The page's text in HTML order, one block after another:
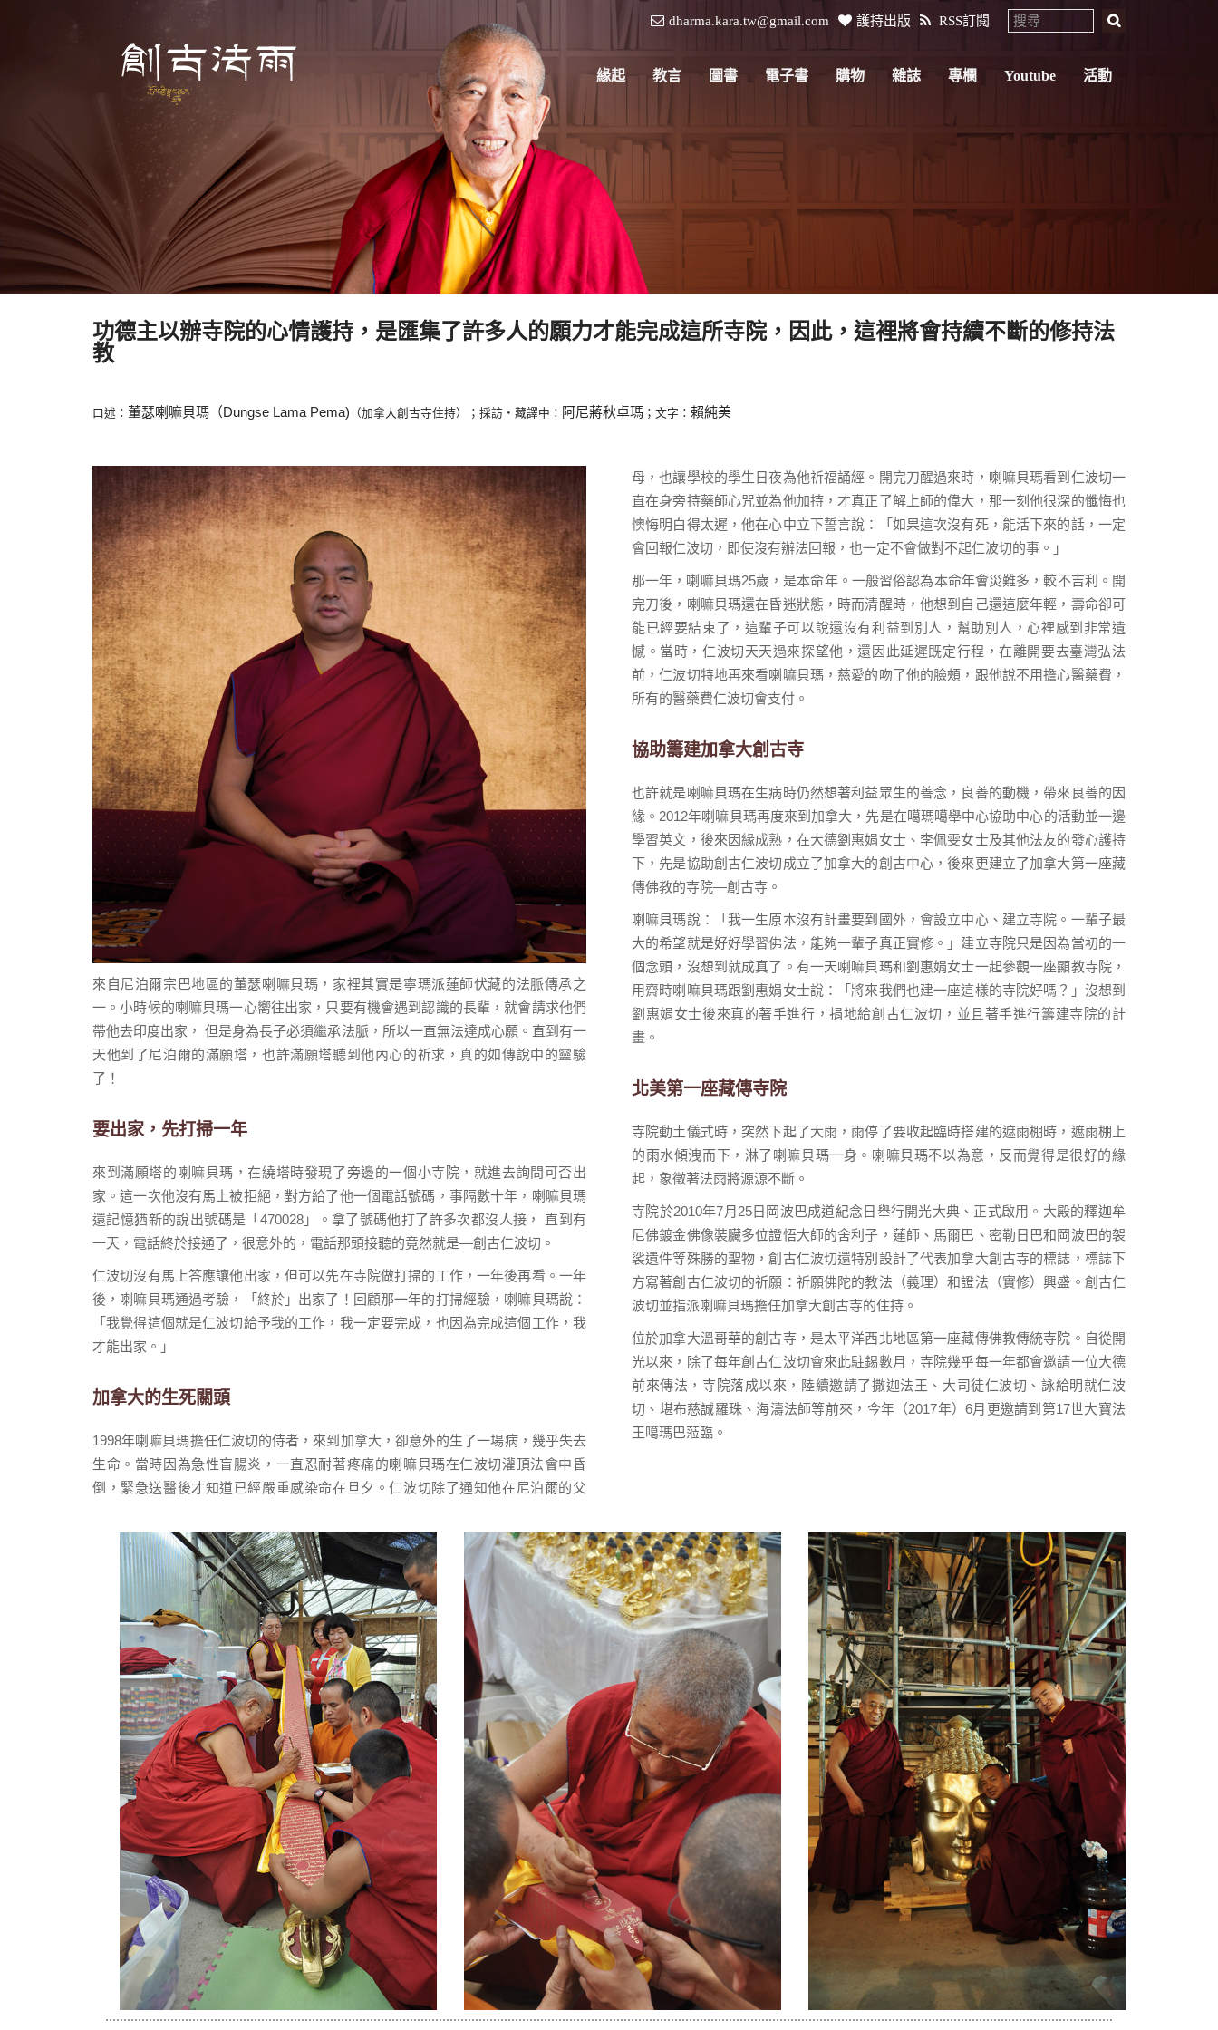
dharma.kara.tw@gmail.com 護持出版 RSS訂閱
緣起 教言 圖書 電子書 購物 雜誌 專欄 Youtube 活動
功德主以辦寺院的心情護持，是匯集了許多人的願力才能完成這所寺院，因此，這裡將會持續不斷的修持法
教
口述： 董瑟喇嘛貝瑪（Dungse Lama Pema) （加拿大創古寺住持）；採訪‧藏譯中： 阿尼蔣秋卓瑪 ；文字： 賴純美
來自尼泊爾宗巴地區的董瑟喇嘛貝瑪，家裡其實是寧瑪派蓮師伏藏的法脈傳承之
一。小時候的喇嘛貝瑪一心嚮往出家，只要有機會遇到認識的長輩，就會請求他們
帶他去印度出家， 但是身為長子必須繼承法脈，所以一直無法達成心願。直到有一
天他到了尼泊爾的滿願塔，也許滿願塔聽到他內心的祈求，真的如傳說中的靈驗
了！
要出家，先打掃一年
來到滿願塔的喇嘛貝瑪，在繞塔時發現了旁邊的一個小寺院，就進去詢問可否出
家。這一次他沒有馬上被拒絕，對方給了他一個電話號碼，事隔數十年，喇嘛貝瑪
還記憶猶新的說出號碼是「470028」。拿了號碼他打了許多次都沒人接， 直到有
一天，電話終於接通了，很意外的，電話那頭接聽的竟然就是—創古仁波切。
仁波切沒有馬上答應讓他出家，但可以先在寺院做打掃的工作，一年後再看。一年
後，喇嘛貝瑪通過考驗，「終於」出家了！回顧那一年的打掃經驗，喇嘛貝瑪說：
「我覺得這個就是仁波切給予我的工作，我一定要完成，也因為完成這個工作，我
才能出家。」
加拿大的生死關頭
1998年喇嘛貝瑪擔任仁波切的侍者，來到加拿大，卻意外的生了一場病，幾乎失去
生命。當時因為急性盲腸炎，一直忍耐著疼痛的喇嘛貝瑪在仁波切灌頂法會中昏
倒，緊急送醫後才知道已經嚴重感染命在旦夕。仁波切除了通知他在尼泊爾的父
母，也讓學校的學生日夜為他祈福誦經。開完刀醒過來時，喇嘛貝瑪看到仁波切一
直在身旁持藥師心咒並為他加持，才真正了解上師的偉大，那一刻他很深的懺悔也
懊悔明白得太遲，他在心中立下誓言說：「如果這次沒有死，能活下來的話，一定
會回報仁波切，即使沒有辦法回報，也一定不會做對不起仁波切的事。」
那一年，喇嘛貝瑪25歲，是本命年。一般習俗認為本命年會災難多，較不吉利。開
完刀後，喇嘛貝瑪還在昏迷狀態，時而清醒時，他想到自己還這麼年輕，壽命卻可
能已經要結束了，這輩子可以說還沒有利益到別人，幫助別人，心裡感到非常遺
憾。當時，仁波切天天過來探望他，還因此延遲既定行程，在離開要去臺灣弘法
前，仁波切特地再來看喇嘛貝瑪，慈愛的吻了他的臉頰，跟他說不用擔心醫藥費，
所有的醫藥費仁波切會支付。
協助籌建加拿大創古寺
也許就是喇嘛貝瑪在生病時仍然想著利益眾生的善念，良善的動機，帶來良善的因
緣。2012年喇嘛貝瑪再度來到加拿大，先是在噶瑪噶舉中心協助中心的活動並一邊
學習英文，後來因緣成熟，在大德劉惠娟女士、李佩雯女士及其他法友的發心護持
下，先是協助創古仁波切成立了加拿大的創古中心，後來更建立了加拿大第一座藏
傳佛教的寺院—創古寺。
喇嘛貝瑪說：「我一生原本沒有計畫要到國外，會設立中心、建立寺院。一輩子最
大的希望就是好好學習佛法，能夠一輩子真正實修。」建立寺院只是因為當初的一
個念頭，沒想到就成真了。有一天喇嘛貝瑪和劉惠娟女士一起參觀一座顯教寺院，
用齋時喇嘛貝瑪跟劉惠娟女士說：「將來我們也建一座這樣的寺院好嗎？」沒想到
劉惠娟女士後來真的著手進行，捐地給創古仁波切，並且著手進行籌建寺院的計
畫。
北美第一座藏傳寺院
寺院動土儀式時，突然下起了大雨，雨停了要收起臨時搭建的遮雨棚時，遮雨棚上
的雨水傾洩而下，淋了喇嘛貝瑪一身。喇嘛貝瑪不以為意，反而覺得是很好的緣
起，象徵著法雨將源源不斷。
寺院於2010年7月25日岡波巴成道紀念日舉行開光大典、正式啟用。大殿的釋迦牟
尼佛鍍金佛像裝臟多位證悟大師的舍利子，蓮師、馬爾巴、密勒日巴和岡波巴的袈
裟遺件等殊勝的聖物，創古仁波切還特別設計了代表加拿大創古寺的標誌，標誌下
方寫著創古仁波切的祈願：祈願佛陀的教法（義理）和證法（實修）興盛。創古仁
波切並指派喇嘛貝瑪擔任加拿大創古寺的住持。
位於加拿大溫哥華的創古寺，是太平洋西北地區第一座藏傳佛教傳統寺院。自從開
光以來，除了每年創古仁波切會來此駐錫數月，寺院幾乎每一年都會邀請一位大德
前來傳法，寺院落成以來，陸續邀請了撒迦法王、大司徒仁波切、詠給明就仁波
切、堪布慈誠羅珠、海濤法師等前來，今年（2017年）6月更邀請到第17世大寶法
王噶瑪巴蒞臨。